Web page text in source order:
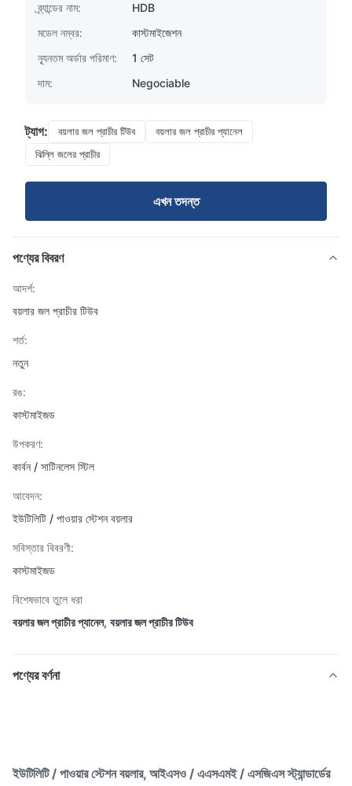
ব্র্যান্ডের নাম:
HDB
মডেল নম্বর:
কাস্টমাইজেশন
ন্যূনতম অর্ডার পরিমাণ:
1 সেট
দাম:
Negociable
ট্যাগ: বয়লার জল প্রাচীর টিউব
বয়লার জল প্রাচীর প্যানেল
ঝিল্লি জলের প্রাচীর
এখন তদন্ত
পণ্যের বিবরণ
আদর্শ:
বয়লার জল প্রাচীর টিউব
শর্ত:
নতুন
রঙ:
কাস্টমাইজড
উপকরণ:
কার্বন / সাটিনলেস স্টিল
আবেদন:
ইউটিলিটি / পাওয়ার স্টেশন বয়লার
সবিস্তার বিবরণী:
কাস্টমাইজড
বিশেষভাবে তুলে ধরা
বয়লার জল প্রাচীর প্যানেল, বয়লার জল প্রাচীর টিউব
পণ্যের বর্ণনা
ইউটিলিটি / পাওয়ার স্টেশন বয়লার, আইএসও / এএসএমই / এসজিএস স্ট্যান্ডার্ডের